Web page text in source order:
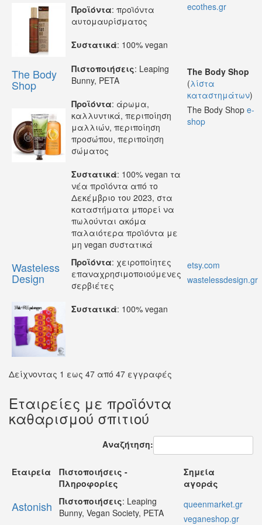
Προϊόντα: προϊόντα
αυτομαυρίσματος
Συστατικά: 100% vegan
ecothes.gr
The Body
Shop
Πιστοποιήσεις: Leaping
Bunny, PETA
Προϊόντα: άρωμα,
καλλυντικά, περιποίηση
μαλλιών, περιποίηση
προσώπου, περιποίηση
σώματος
Συστατικά: 100% vegan τα
νέα προϊόντα από το
Δεκέμβριο του 2023, στα
καταστήματα μπορεί να
πωλούνται ακόμα
παλαιότερα προϊόντα με
μη vegan συστατικά
The Body Shop
(λίστα
καταστημάτων)
The Body Shop e-
shop
Wasteless
Design
Προϊόντα: χειροποίητες
επαναχρησιμοποιούμενες
σερβιέτες
Συστατικά: 100% vegan
etsy.com
wastelessdesign.gr
Δείχνοντας 1 εως 47 από 47 εγγραφές
Εταιρείες με προϊόντα
καθαρισμού σπιτιού
Αναζήτηση:
Εταιρεία
Πιστοποιήσεις -
Πληροφορίες
Σημεία
αγοράς
Astonish Πιστοποιήσεις: Leaping
Bunny, Vegan Society, PETA
queenmarket.gr
veganeshop.gr